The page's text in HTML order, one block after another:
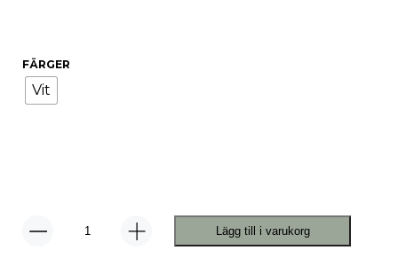
FÄRGER
Vit
Vipp
Lägg till i varukorg